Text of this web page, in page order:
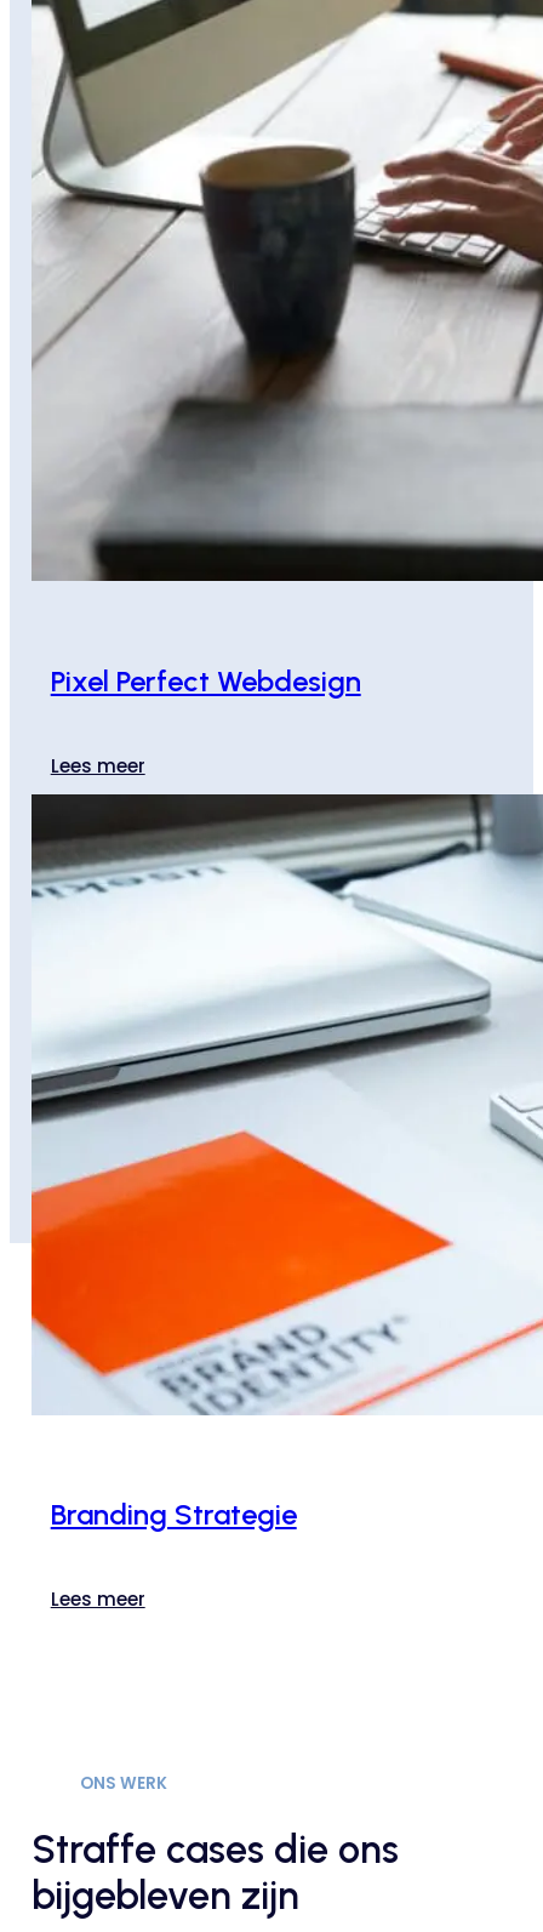
Pixel Perfect Webdesign
Lees meer
Branding Strategie
Lees meer
ONS WERK
Straffe cases die ons
bijgebleven zijn